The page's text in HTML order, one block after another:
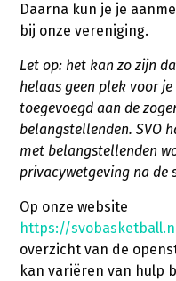
Daarna kun je je
bij onze vereniging.
Let op: het kan zo zijn
helaas geen plek voor
toegevoegd aan de
belangstellenden. SVO
met belangstellenden
privacywetgeving na de
Op onze website
https://
overzicht van de
kan variëren van hulp